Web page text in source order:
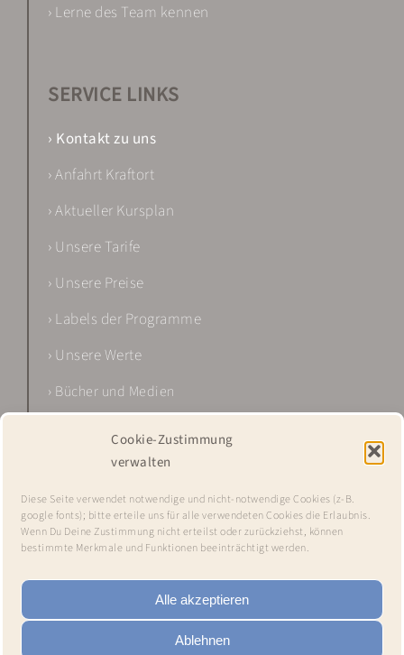
Cookie-Zustimmung
verwalten
Diese Seite verwendet notwendige und nicht-notwendige Cookies (z-B.
google fonts); bitte erteile uns für alle verwendeten Cookies die Erlaubnis.
Wenn Du Deine Zustimmung nicht erteilst oder zurückziehst, können
bestimmte Merkmale und Funktionen beeinträchtigt werden.
Alle akzeptieren
Ablehnen
› Lerne des Team kennen
SERVICE LINKS
› Kontakt zu uns
› Anfahrt Kraftort
› Aktueller Kursplan
› Unsere Tarife
› Unsere Preise
› Labels der Programme
› Unsere Werte
› Bücher und Medien
DATENSCHUTZ • HAFTUNGSAUSSCHLUSS